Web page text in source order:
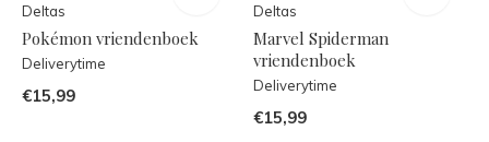
Deltas
Pokémon vriendenboek
Deliverytime
€15,99
Deltas
Marvel Spiderman
vriendenboek
Deliverytime
€15,99